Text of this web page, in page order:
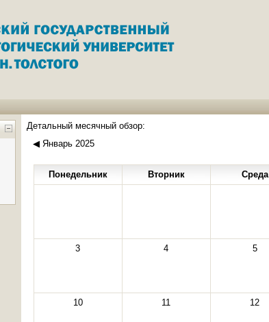
Детальный месячный обзор:
◀ Январь 2025
Понедельник Вторник Среда
3 4 5
10 11 12